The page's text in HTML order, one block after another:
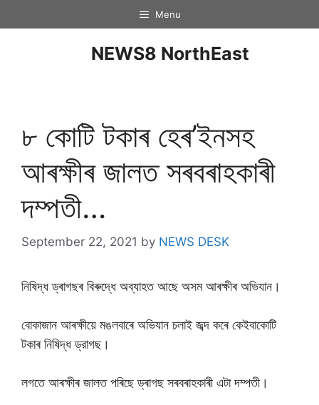
Menu
NEWS8 NorthEast
৮ কোটি টকাৰ হেৰ’ইনসহ
আৰক্ষীৰ জালত সৰবৰাহকাৰী
দম্পতী…
September 22, 2021 by NEWS DESK
নিষিদ্ধ ড্ৰাগছৰ বিৰুদ্ধে অব্যাহত আছে অসম আৰক্ষীৰ অভিযান।
বোকাজান আৰক্ষীয়ে মঙলবাৰে অভিযান চলাই জব্দ কৰে কেইবাকোটি
টকাৰ নিষিদ্ধ ড্রাগছ।
লগতে আৰক্ষীৰ জালত পৰিছে ড্ৰাগছ সৰবৰাহকাৰী এটা দম্পতী।